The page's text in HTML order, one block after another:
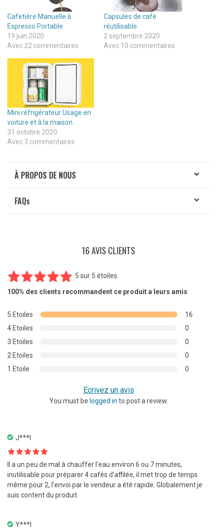
Cafetière Manuelle à
Espresso Portable
19 juin 2020
Avec 22 commentaires
Capsules de café
réutilisable
2 septembre 2020
Avec 10 commentaires
Mini réfrigérateur Usage en
voiture et à la maison
31 octobre 2020
Avec 3 commentaires
À PROPOS DE NOUS
FAQs
16 AVIS CLIENTS
Noté5.00
basé sur
16
notations
client
5 sur 5 étoiles
100% des clients recommandent ce produit a leurs amis
5 Etoiles
16
4 Etoiles
0
3 Etoiles
0
2 Etoiles
0
1 Etoile
0
Ecrivez un avis
You must be logged in to post a review.
J***l
Note
sur
5 Il a un peu de mal à chauffer l’eau environ 6 ou 7 minutes,
inutilisable pour préparer 4 cafés d’affilée, il met trop de temps
même pour 2, l’envoi par le vendeur a été rapide. Globalement je
suis content du produit.
Y***I